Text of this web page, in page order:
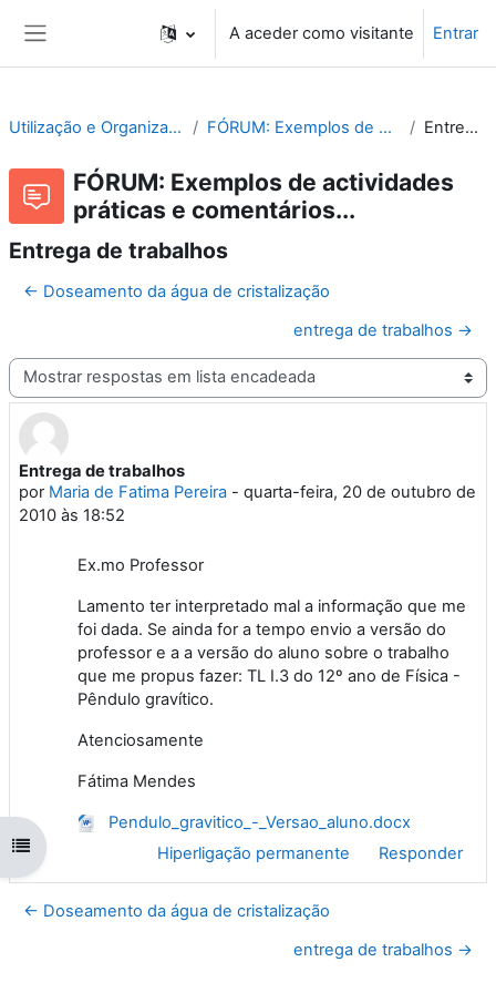
A aceder como visitante Entrar
Abrir índice da disciplina
Utilização e Organização de Laboratórios Escolares FÓRUM: Exemplos de actividades práticas e comentários... Entrega de trabalhos
FÓRUM: Exemplos de actividades
práticas e comentários...
Entrega de trabalhos
← Doseamento da água de cristalização
entrega de trabalhos →
Modo de visualização
Entrega de trabalhos
por Maria de Fatima Pereira - quarta-feira, 20 de outubro de
2010 às 18:52
Número de respostas: 0
Ex.mo Professor
Lamento ter interpretado mal a informação que me
foi dada. Se ainda for a tempo envio a versão do
professor e a a versão do aluno sobre o trabalho
que me propus fazer: TL I.3 do 12º ano de Física -
Pêndulo gravítico.
Atenciosamente
Fátima Mendes
Pendulo_gravitico_-_Versao_aluno.docx
Hiperligação permanente
Responder
← Doseamento da água de cristalização
entrega de trabalhos →